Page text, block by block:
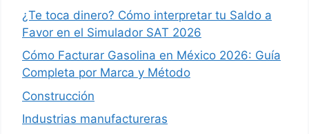
¿Te toca dinero? Cómo interpretar tu Saldo a
Favor en el Simulador SAT 2026
Cómo Facturar Gasolina en México 2026: Guía
Completa por Marca y Método
Construcción
Industrias manufactureras